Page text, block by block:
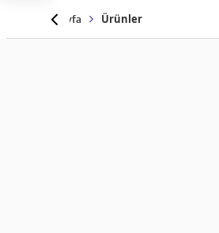
Anasayfa Ürünler